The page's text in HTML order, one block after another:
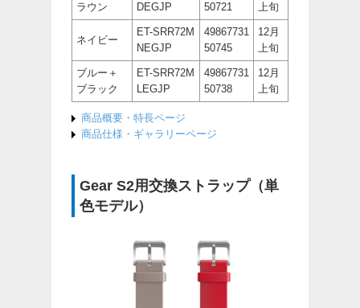
ラウン
DEGJP
50721
上旬
ネイビー
ET-SRR72M
NEGJP
49867731
50745
12月
上旬
ブルー＋
ブラック
ET-SRR72M
LEGJP
49867731
50738
12月
上旬
商品概要・特長ページ
商品仕様・ギャラリーページ
Gear S2用交換ストラップ（単
色モデル）